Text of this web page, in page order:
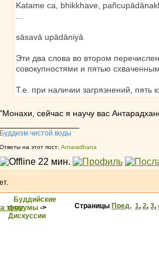
Katame ca, bhikkhave,
sāsavā upādāniyā
Эти два слова во втором
совокупностями и пятью
Т.е. при наличии загрязнений, пять
"Монахи, сейчас я научу вас
Буддизм чистой воды
Ответы на этот пост: Antaradhana
Буддийские
форумы ->
Дискуссии
Страницы Пред. 1, 2, 3,